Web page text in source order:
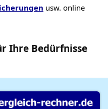
usw. online
Ihre Bedürfnisse